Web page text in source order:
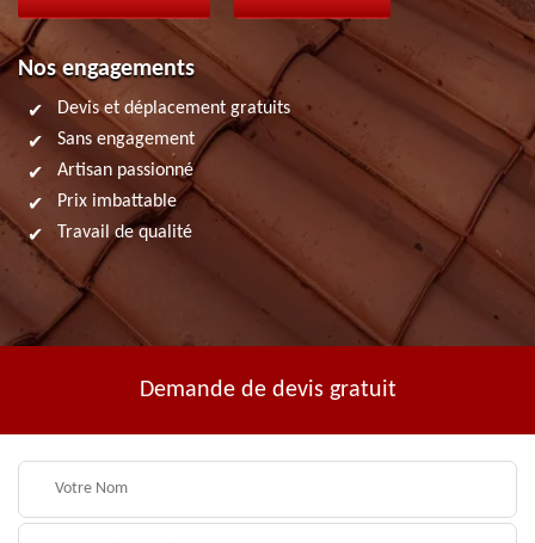
Nos engagements
Devis et déplacement gratuits
Sans engagement
Artisan passionné
Prix imbattable
Travail de qualité
Demande de devis gratuit